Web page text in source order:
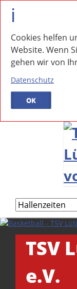
Cookies helfen
Website. Wenn
gehen wir von
Datenschutz
OK
Navigation
überspringen
TSV
e.V.